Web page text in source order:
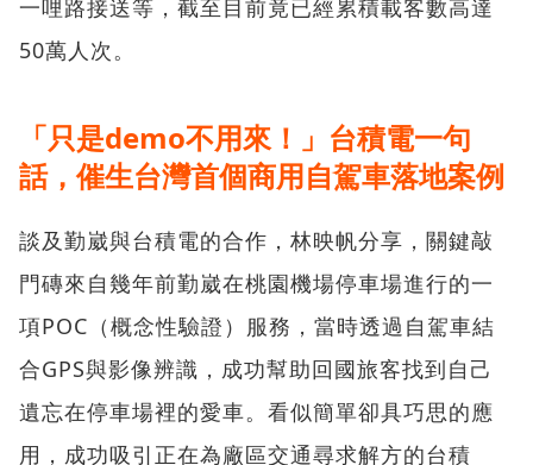
一哩路接送等，截至目前竟已經累積載客數高達
50萬人次。
「只是demo不用來！」台積電一句
話，催生台灣首個商用自駕車落地案例
談及勤崴與台積電的合作，林映帆分享，關鍵敲
門磚來自幾年前勤崴在桃園機場停車場進行的一
項POC（概念性驗證）服務，當時透過自駕車結
合GPS與影像辨識，成功幫助回國旅客找到自己
遺忘在停車場裡的愛車。看似簡單卻具巧思的應
用，成功吸引正在為廠區交通尋求解方的台積